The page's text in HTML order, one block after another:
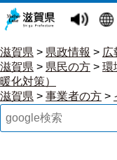
滋賀県 > 県政情報 > 広
滋賀県 > 県民の方 > 環
暖化対策）
滋賀県 > 事業者の方 >